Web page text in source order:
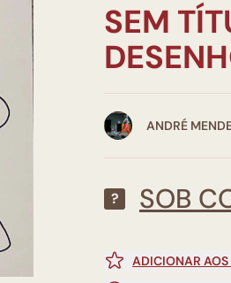
SEM
ANDRÉ
? SOB
ADICIONAR AOS